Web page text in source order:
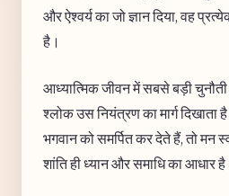
और ऐश्वर्य का जो ज्ञान दिया, वह
है।
आध्यात्मिक जीवन में सबसे बड़ी
श्लोक उस नियंत्रण का मार्ग दिखाता
भगवान को समर्पित कर देते हैं, तो मन
शांति ही ध्यान और समाधि का आधार